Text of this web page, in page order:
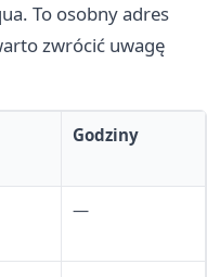
To osobny adres
zwrócić uwagę
Godziny
—